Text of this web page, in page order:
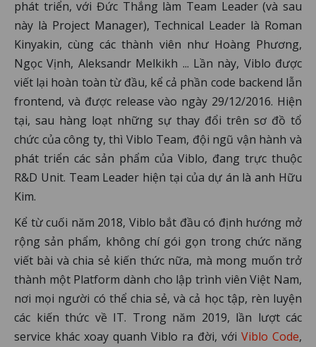
phát triển, với Đức Thắng làm Team Leader (và sau
này là Project Manager), Technical Leader là Roman
Kinyakin, cùng các thành viên như Hoàng Phương,
Ngọc Vịnh, Aleksandr Melkikh ... Lần này, Viblo được
viết lại hoàn toàn từ đầu, kể cả phần code backend lẫn
frontend, và được release vào ngày 29/12/2016. Hiện
tại, sau hàng loạt những sự thay đổi trên sơ đồ tổ
chức của công ty, thì Viblo Team, đội ngũ vận hành và
phát triển các sản phẩm của Viblo, đang trực thuộc
R&D Unit. Team Leader hiện tại của dự án là anh Hữu
Kim.
Kể từ cuối năm 2018, Viblo bắt đầu có định hướng mở
rộng sản phẩm, không chí gói gọn trong chức năng
viết bài và chia sẻ kiến thức nữa, mà mong muốn trở
thành một Platform dành cho lập trình viên Việt Nam,
nơi mọi người có thể chia sẻ, và cả học tập, rèn luyện
các kiến thức về IT. Trong năm 2019, lần lượt các
service khác xoay quanh Viblo ra đời, với Viblo Code,